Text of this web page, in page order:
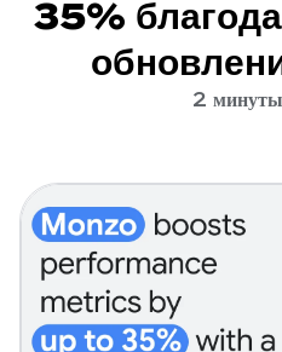
35%
2